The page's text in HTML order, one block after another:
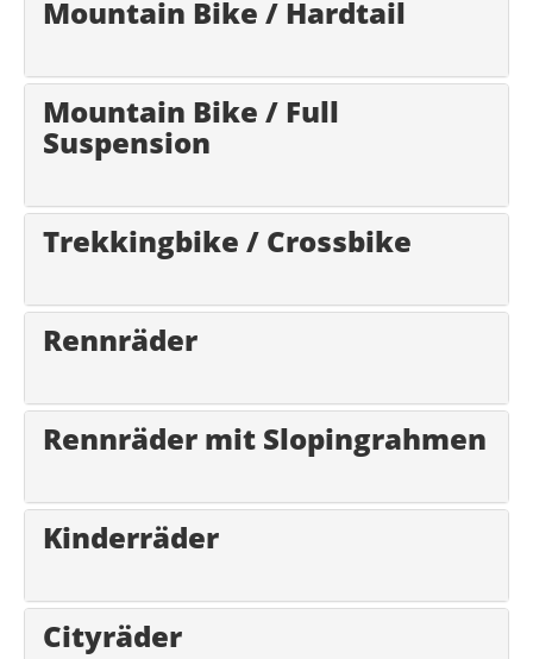
Mountain Bike / Hardtail
Mountain Bike / Full
Suspension
Trekkingbike / Crossbike
Rennräder
Rennräder mit Slopingrahmen
Kinderräder
Cityräder